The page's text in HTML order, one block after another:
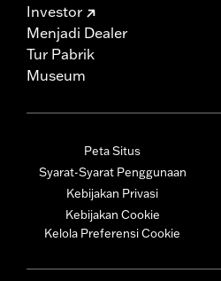
Investor
Menjadi Dealer
Tur Pabrik
Museum
Peta Situs
Syarat-Syarat Penggunaan
Kebijakan Privasi
Kebijakan Cookie
Kelola Preferensi Cookie